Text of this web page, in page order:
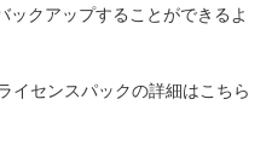
ックアップすることができるよ
イセンスパックの詳細はこちら